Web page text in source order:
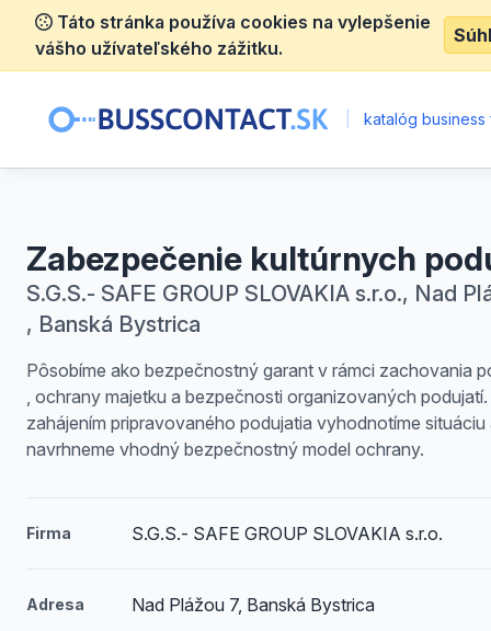
Táto stránka používa cookies na vylepšenie
vášho užívateľského zážitku.
katalóg business
Zabezpečenie kultúrnych
S.G.S.- SAFE GROUP SLOVAKIA s.r.o., Nad
, Banská Bystrica
Pôsobíme ako bezpečnostný garant v rámci zachovania
, ochrany majetku a bezpečnosti organizovaných podujatí.
zahájením pripravovaného podujatia vyhodnotíme situáciu
navrhneme vhodný bezpečnostný model ochrany.
Firma S.G.S.- SAFE GROUP SLOVAKIA s.r.o.
Adresa Nad Plážou 7, Banská Bystrica